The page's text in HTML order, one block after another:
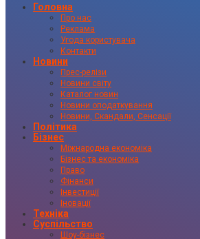
Головна
Про нас
Реклама
Угода користувача
Контакти
Новини
Прес-релізи
Новини світу
Каталог новин
Новини оподаткування
Новини, Скандали, Сенсації
Політика
Бізнес
Міжнародна економіка
Бізнес та економіка
Право
Фінанси
Інвестиції
Іновації
Техніка
Суспільство
Шоу-бізнес